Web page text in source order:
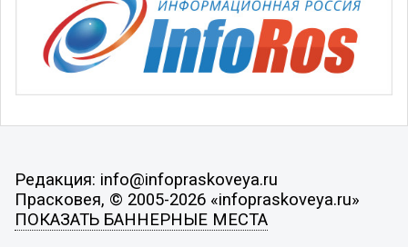
Редакция: info@infopraskoveya.ru
Прасковея, © 2005-2026 «infopraskoveya.ru»
ПОКАЗАТЬ БАННЕРНЫЕ МЕСТА